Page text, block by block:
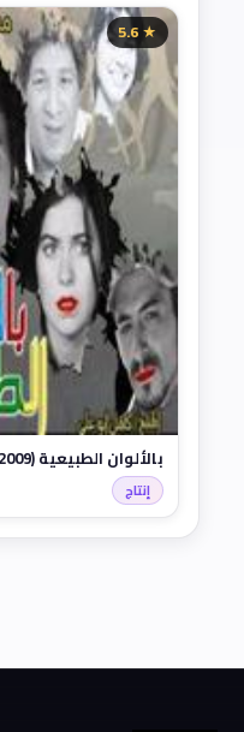
★ 5.6
بالألوان الطبيعية (2009)
إنتاج